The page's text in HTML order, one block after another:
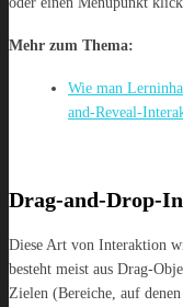
Mehr zum Thema:
Wie man
and-Reveal-
Drag-and-Drop-
Diese Art von Interaktion
besteht meist aus Drag-
Zielen (Bereiche, auf